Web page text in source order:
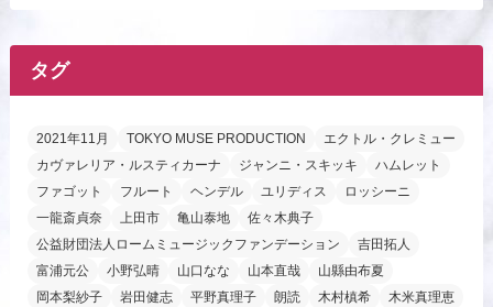
タグ
2021年11月 TOKYO MUSE PRODUCTION
エクトル・クレミュー
カヴァレリア・ルスティカーナ
ジャンニ・スキッキ
ハムレット
ファゴット
フルート ヘンデル ユリディス
ロッシーニ
一龍斎貞奈
上田市 亀山泰地
佐々木典子
公益財団法人ロームミュージックファンデーション
吉田拓人
富浦元公
小野弘晴 山口なな 山本直哉
山縣由布夏
岡本梨紗子
岩田健志 平野真理子 朗読 木村槙希
木米真理恵